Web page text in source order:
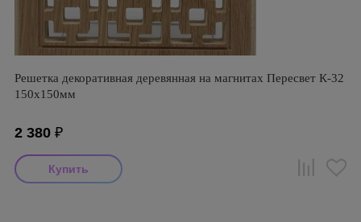
Решетка декоративная деревянная на магнитах Пересвет К-32
150х150мм
2 380 ₽